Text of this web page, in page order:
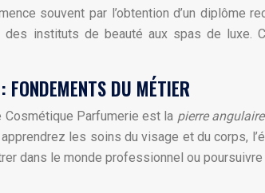
souvent par l’obtention d’un diplôme
des instituts de beauté aux spas de
FONDEMENTS DU MÉTIER
Cosmétique Parfumerie est la pierre angulaire
les soins du visage et du corps,
dans le monde professionnel ou